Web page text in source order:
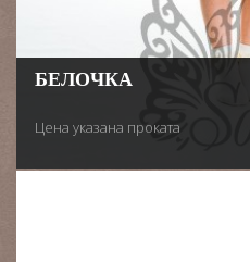
БЕЛОЧКА
Цена указана проката